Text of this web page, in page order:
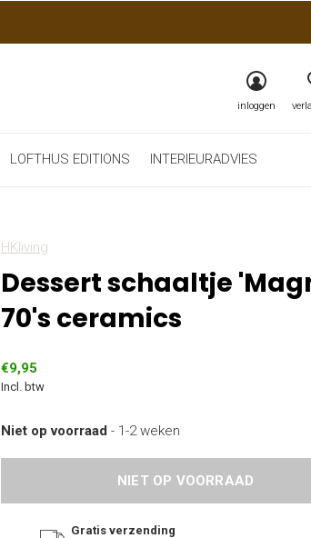
LOFTHUS EDITIONS INTERIEURADVIES
inloggen
HKliving
Dessert schaaltje
70's ceramics
€9,95
Incl. btw
Niet op voorraad - 1-2 weken
NIET OP VOORRAAD
Gratis verzending